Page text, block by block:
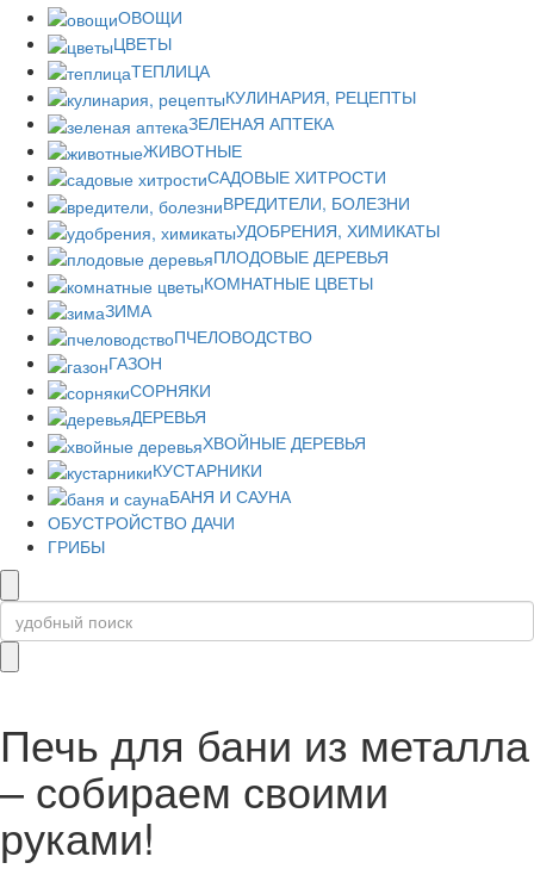
ОВОЩИ
ЦВЕТЫ
ТЕПЛИЦА
КУЛИНАРИЯ, РЕЦЕПТЫ
ЗЕЛЕНАЯ АПТЕКА
ЖИВОТНЫЕ
САДОВЫЕ ХИТРОСТИ
ВРЕДИТЕЛИ, БОЛЕЗНИ
УДОБРЕНИЯ, ХИМИКАТЫ
ПЛОДОВЫЕ ДЕРЕВЬЯ
КОМНАТНЫЕ ЦВЕТЫ
ЗИМА
ПЧЕЛОВОДСТВО
ГАЗОН
СОРНЯКИ
ДЕРЕВЬЯ
ХВОЙНЫЕ ДЕРЕВЬЯ
КУСТАРНИКИ
БАНЯ И САУНА
ОБУСТРОЙСТВО ДАЧИ
ГРИБЫ
Печь для бани из металла
– собираем своими
руками!